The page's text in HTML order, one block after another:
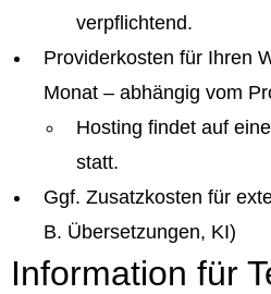
verpflichtend.
Providerkosten für Ihren
Monat – abhängig vom
Hosting findet auf
statt.
Ggf. Zusatzkosten für
B. Übersetzungen, KI)
Information für